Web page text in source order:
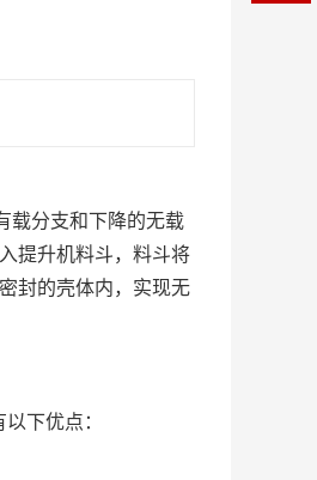
载分支和下降的无载
提升机料斗，料斗将
封的壳体内，实现无
下优点：